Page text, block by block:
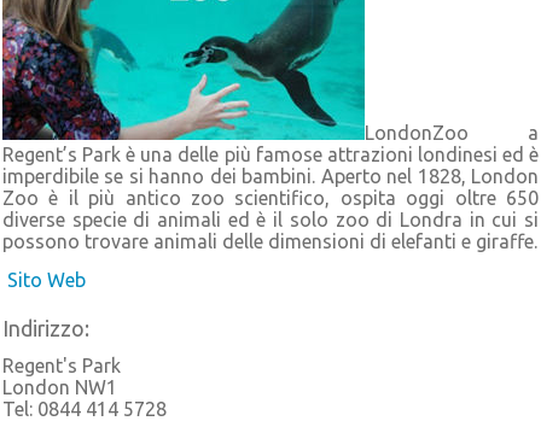
LondonZoo a
Regent’s Park è una delle più famose attrazioni londinesi ed è
imperdibile se si hanno dei bambini. Aperto nel 1828, London
Zoo è il più antico zoo scientifico, ospita oggi oltre 650
diverse specie di animali ed è il solo zoo di Londra in cui si
possono trovare animali delle dimensioni di elefanti e giraffe.
Sito Web
Indirizzo:
Regent's Park
London NW1
Tel: 0844 414 5728